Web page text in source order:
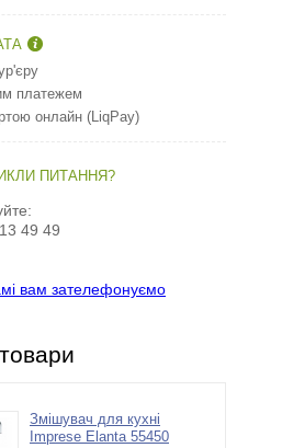
платежем
онлайн (LiqPay)
ПИТАННЯ?
49 49
вам зателефонуємо
Змішувач для кухні
Imprese Elanta 55450